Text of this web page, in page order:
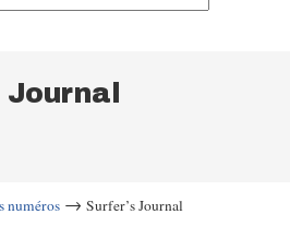
Journal
numéros → Surfer’s Journal